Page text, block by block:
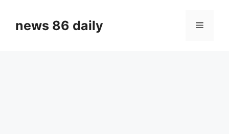
contentnews 86 daily Menu